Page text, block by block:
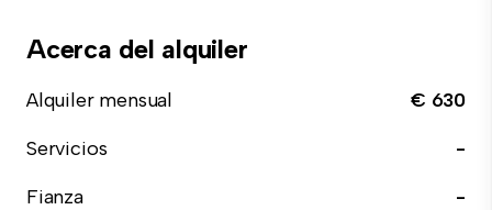
Acerca del alquiler
Alquiler mensual
€ 630
Servicios
-
Fianza
-